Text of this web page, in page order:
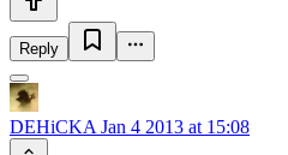
Reply
DEHiCKA Jan 4 2013 at 15:08